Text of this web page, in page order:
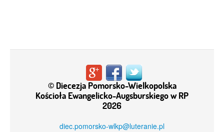
© Diecezja Pomorsko-Wielkopolska
Kościoła Ewangelicko-Augsburskiego w RP
2026
diec.pomorsko-wlkp@luteranie.pl